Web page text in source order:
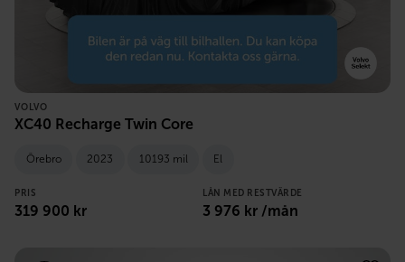
VOLVO
XC40 Recharge Twin Core
Örebro 2023 10193 mil El
PRIS
319 900 kr
LÅN MED RESTVÄRDE
3 976 kr /mån